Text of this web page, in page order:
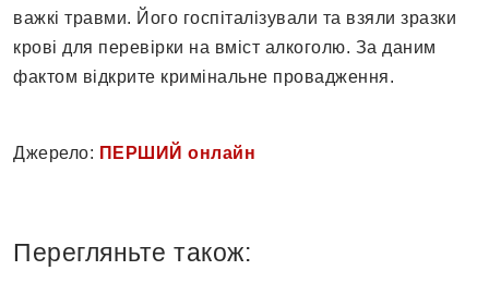
важкі травми. Його госпіталізували та взяли зразки
крові для перевірки на вміст алкоголю. За даним
фактом відкрите кримінальне провадження.
Джерело: ПЕРШИЙ онлайн
Перегляньте також: